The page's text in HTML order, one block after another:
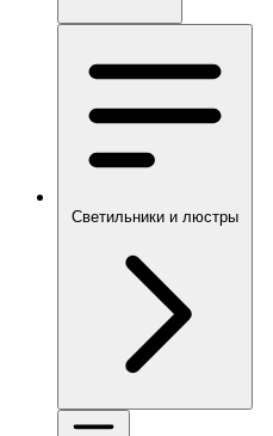
Светильники и люстры